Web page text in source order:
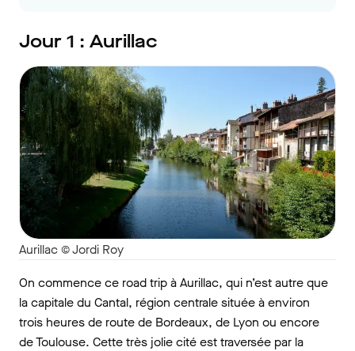
Jour 1 : Aurillac
Aurillac © Jordi Roy
On commence ce road trip à Aurillac, qui n’est autre que
la capitale du Cantal, région centrale située à environ
trois heures de route de Bordeaux, de Lyon ou encore
de Toulouse. Cette très jolie cité est traversée par la